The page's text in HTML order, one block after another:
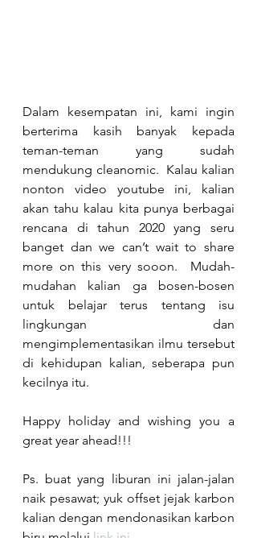
Dalam kesempatan ini, kami ingin
berterima kasih banyak kepada
teman-teman yang sudah
mendukung cleanomic.  Kalau kalian
nonton video youtube ini, kalian
akan tahu kalau kita punya berbagai
rencana di tahun 2020 yang seru
banget dan we can’t wait to share
more on this very sooon.  Mudah-
mudahan kalian ga bosen-bosen
untuk belajar terus tentang isu
lingkungan dan
mengimplementasikan ilmu tersebut
di kehidupan kalian, seberapa pun
kecilnya itu.
Happy holiday and wishing you a
great year ahead!!!
Ps. buat yang liburan ini jalan-jalan
naik pesawat; yuk offset jejak karbon
kalian dengan mendonasikan karbon